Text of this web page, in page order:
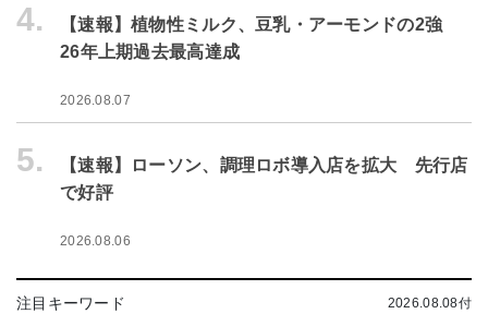
4.
【速報】植物性ミルク、豆乳・アーモンドの2強
26年上期過去最高達成
2026.08.07
5.
【速報】ローソン、調理ロボ導入店を拡大 先行店
で好評
2026.08.06
注目キーワード 2026.08.08付